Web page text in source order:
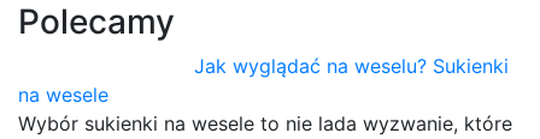
Polecamy
Jak wyglądać na weselu? Sukienki
na wesele
Wybór sukienki na wesele to nie lada wyzwanie, które